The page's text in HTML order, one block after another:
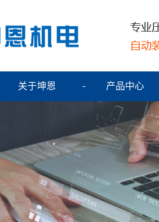
关于坤恩 产品中心